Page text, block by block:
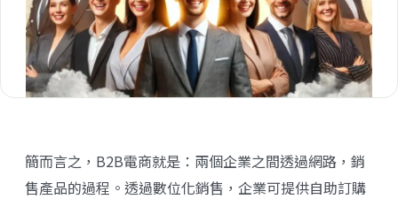
簡而言之，B2B電商就是：兩個企業之間透過網路，銷
售產品的過程。透過數位化銷售，企業可提供自助訂購